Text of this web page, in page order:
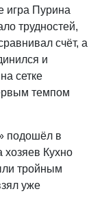
игра Пурина
трудностей,
счёт, а
и
сетке
темпом
подошёл в
хозяев Кухно
тройным
уже